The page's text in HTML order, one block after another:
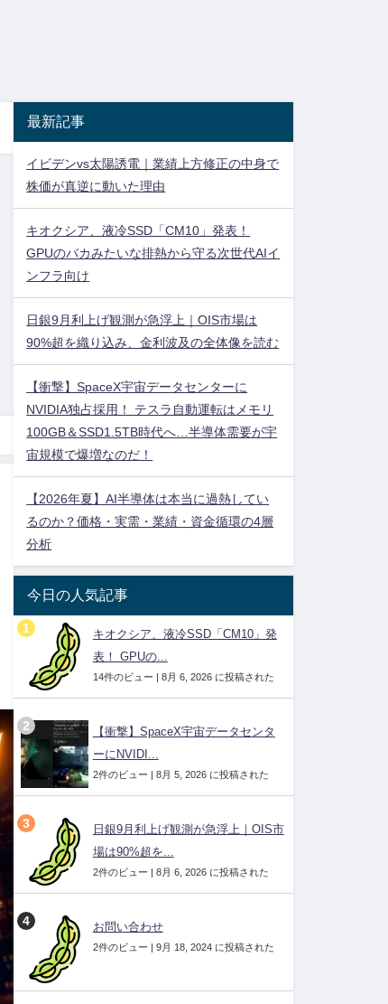
最新記事
イビデンvs太陽誘電｜業績上方修正の中身で
株価が真逆に動いた理由
キオクシア、液冷SSD「CM10」発表！
GPUのバカみたいな排熱から守る次世代AIイ
ンフラ向け
日銀9月利上げ観測が急浮上｜OIS市場は
90%超を織り込み、金利波及の全体像を読む
【衝撃】SpaceX宇宙データセンターに
NVIDIA独占採用！ テスラ自動運転はメモリ
100GB＆SSD1.5TB時代へ…半導体需要が宇
宙規模で爆増なのだ！
【2026年夏】AI半導体は本当に過熱してい
るのか？価格・実需・業績・資金循環の4層
分析
今日の人気記事
キオクシア、液冷SSD「CM10」発
表！ GPUの...
14件のビュー | 8月 6, 2026 に投稿された
【衝撃】SpaceX宇宙データセンタ
ーにNVIDI...
2件のビュー | 8月 5, 2026 に投稿された
日銀9月利上げ観測が急浮上｜OIS市
場は90%超を...
2件のビュー | 8月 6, 2026 に投稿された
お問い合わせ
2件のビュー | 9月 18, 2024 に投稿された